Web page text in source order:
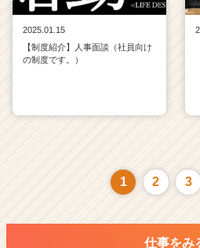
2025.01.15
【制度紹介】人事面談（社員向け
の制度です。）
1 2 3
仕事をみ